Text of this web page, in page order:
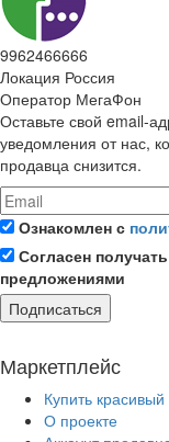
9962466666
Локация Россия
Оператор МегаФон
Оставьте свой email-
уведомления от нас,
продавца снизится.
Ознакомлен с
Согласен
предложениями
Подписаться
Маркетплейс
Купить
О проекте